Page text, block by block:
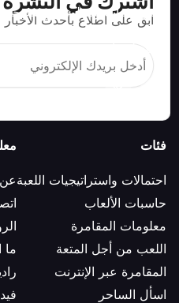
ابق على اطلاع بأحدث الأخبار
استراتيجيات ومعلومات صحيحة
البلاك جاك وكرابس والروليت
يمكن لعبها.
فئات
احتمالات واستراتيجيات اللعبة
حاسبات الألعاب
معلومات المقامرة
اللعب من أجل المتعة
المقامرة عبر الإنترنت
اسأل الساحر
عن
ما